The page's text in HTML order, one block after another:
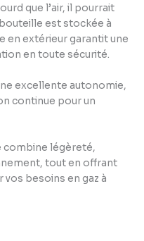
que l’air, il pourrait
est stockée à
en extérieur garantit une
en toute sécurité.
excellente autonomie,
continue pour un
combine légèreté,
tout en offrant
besoins en gaz à